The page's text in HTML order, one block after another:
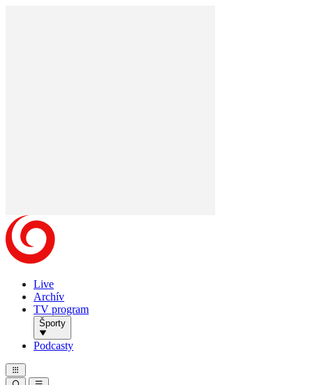
Live
Archív
TV program
Športy
Podcasty